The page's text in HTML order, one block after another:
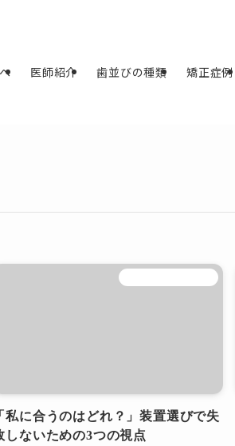
医師紹介 歯並びの種類 矯正症例
私に合うのはどれ？」装置選びで失
しないための3つの視点